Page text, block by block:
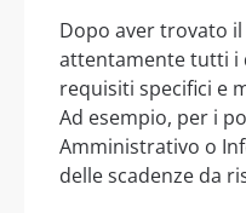
Dopo aver trovato
attentamente tutti i
requisiti specifici e
Ad esempio, per i
Amministrativo o
delle scadenze da